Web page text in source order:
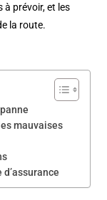
à prévoir, et les
la route.
mauvaises